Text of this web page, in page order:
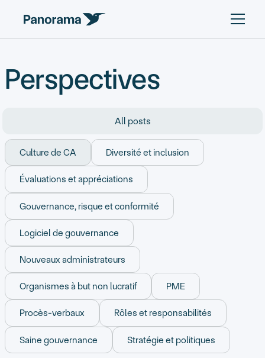
Perspectives
All posts
Culture de CA Diversité et inclusion
Évaluations et appréciations
Gouvernance, risque et conformité
Logiciel de gouvernance
Nouveaux administrateurs
Organismes à but non lucratif PME
Procès-verbaux Rôles et responsabilités
Saine gouvernance Stratégie et politiques